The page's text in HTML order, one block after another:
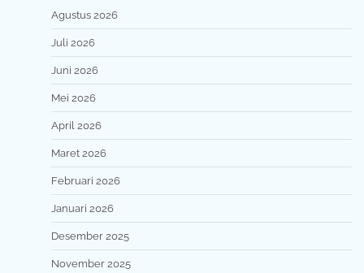
Agustus 2026
Juli 2026
Juni 2026
Mei 2026
April 2026
Maret 2026
Februari 2026
Januari 2026
Desember 2025
November 2025